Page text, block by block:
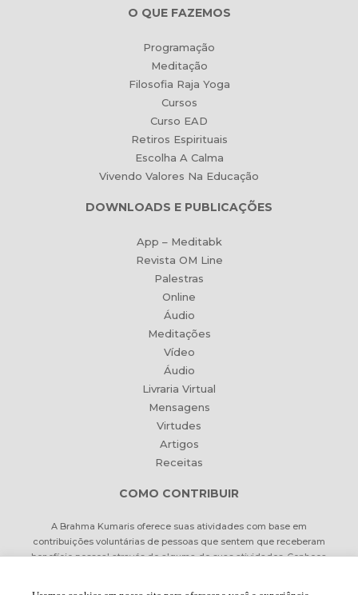
O QUE FAZEMOS
Programação
Meditação
Filosofia Raja Yoga
Cursos
Curso EAD
Retiros Espirituais
Escolha A Calma
Vivendo Valores Na Educação
DOWNLOADS E PUBLICAÇÕES
App – Meditabk
Revista OM Line
Palestras
Online
Áudio
Meditações
Vídeo
Áudio
Livraria Virtual
Mensagens
Virtudes
Artigos
Receitas
COMO CONTRIBUIR
A Brahma Kumaris oferece suas atividades com base em
contribuições voluntárias de pessoas que sentem que receberam
benefício pessoal através de alguma de suas atividades. Conheça